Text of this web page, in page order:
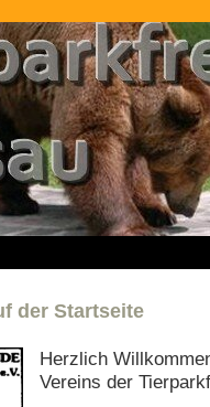
der Startseite
Herzlich
Vereins der